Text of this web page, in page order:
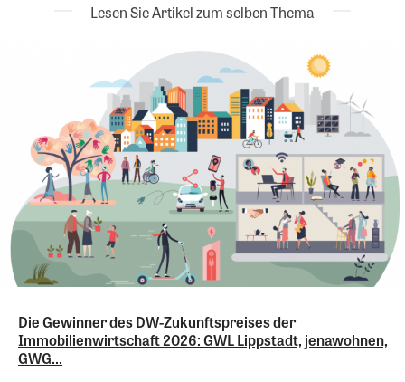
Lesen Sie Artikel zum selben Thema
Die Gewinner des DW-Zukunftspreises der
Immobilienwirtschaft 2026: GWL Lippstadt, jenawohnen,
GWG...